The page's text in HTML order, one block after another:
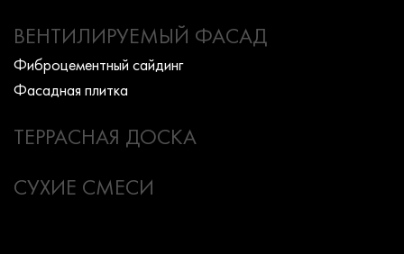
ВЕНТИЛИРУЕМЫЙ ФАСАД
Фиброцементный сайдинг
Фасадная плитка
ТЕРРАСНАЯ ДОСКА
СУХИЕ СМЕСИ